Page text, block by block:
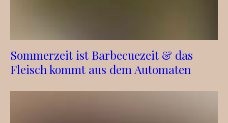
Sommerzeit ist Barbecuezeit & das
Fleisch kommt aus dem Automaten